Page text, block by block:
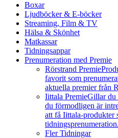
Boxar
Ljudböcker & E-böcker
Streaming, Film & TV
Hälsa & Skönhet
Matkassar
Tidningsappar
Prenumeration med Premie
Rörstrand Premie
favorit som
aktuella premier från
Iittala PremieGillar du
du förmodligen är
att få Iittala-produkter
tidningsprenumeration.
Fler Tidningar